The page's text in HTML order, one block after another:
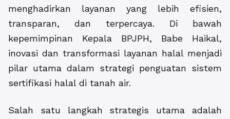
menghadirkan layanan yang lebih efisien,
transparan, dan terpercaya. Di bawah
kepemimpinan Kepala BPJPH, Babe Haikal,
inovasi dan transformasi layanan halal menjadi
pilar utama dalam strategi penguatan sistem
sertifikasi halal di tanah air.
Salah satu langkah strategis utama adalah